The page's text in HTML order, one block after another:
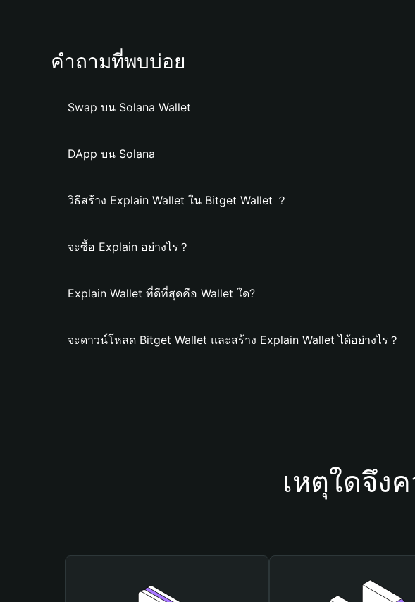
คำถามที่พบบ่อย
Swap บน Solana Wallet
DApp บน Solana
วิธีสร้าง Explain Wallet ใน Bitget Wallet ？
จะซื้อ Explain อย่างไร？
Explain Wallet ที่ดีที่สุดคือ Wallet ใด?
จะดาวน์โหลด Bitget Wallet และสร้าง Explain Wallet ได้อย่างไร？
เหตุใดจึง